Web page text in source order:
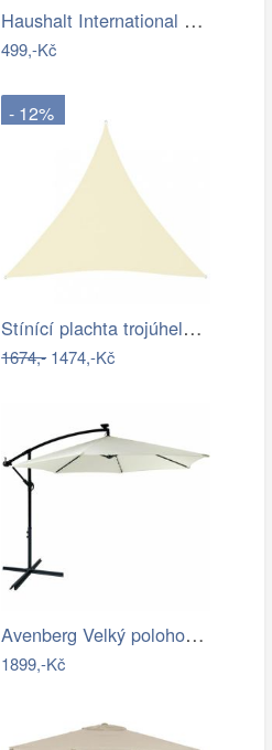
Haushalt International Slunečník, 200 cm
499,-Kč
- 12%
Stínící plachta trojúhelníková 5 x 5 x…
1674,-1474,-Kč
Avenberg Velký polohovatelný slunečník…
1899,-Kč